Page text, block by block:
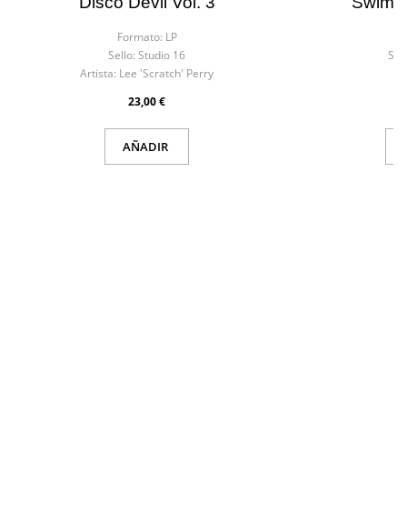
Formato: LP
Sello: Studio 16
Artista: Lee 'Scratch' Perry
23,00 €
AÑADIR